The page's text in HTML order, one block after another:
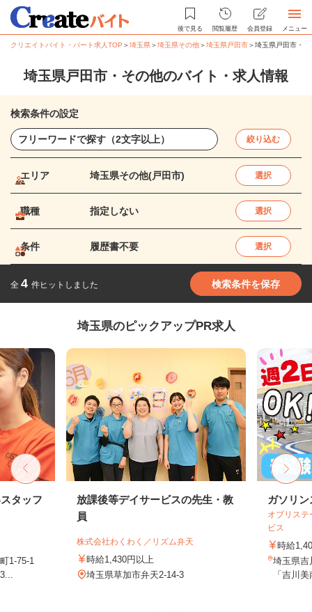
後で見る 閲覧履歴 会員登録 メニュー
クリエイトバイト・パート求人TOP ＞埼玉県＞埼玉県その他＞埼玉県戸田市＞埼玉県戸田市・
埼玉県戸田市・その他のバイト・求人情報
検索条件の設定
絞り込む
エリア 埼玉県その他(戸田市) 選択
職種 指定しない 選択
条件 履歴書不要 選択
全 4 件ヒットしました 検索条件を保存
埼玉県のピックアップPR求人
タッフ
1-75-1
放課後等デイサービスの先生・教
員
株式会社わくわく／リズム弁天
時給1,430円以上
埼玉県草加市弁天2-14-3
ガソリ
オブリス
ビス
時給
埼玉県吉
「吉川